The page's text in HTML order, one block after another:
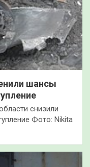
шансы
снизили
Фото: Nikita